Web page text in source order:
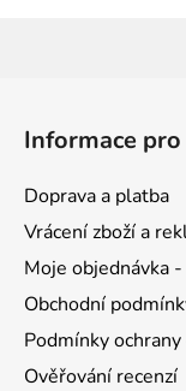
Informace pro
Doprava a platba
Vrácení zboží a
Moje objednávka
Obchodní
Podmínky
Ověřování recenzí